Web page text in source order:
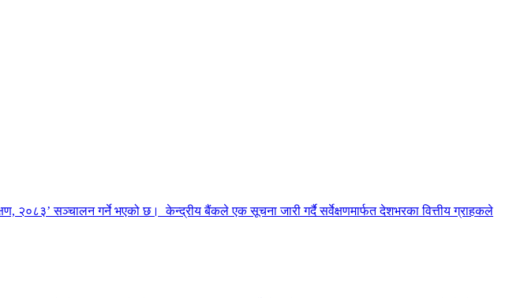
२०८३’ सञ्चालन गर्ने भएको छ। केन्द्रीय बैंकले एक सूचना जारी गर्दै सर्वेक्षणमार्फत देशभरका वित्तीय ग्राहकले